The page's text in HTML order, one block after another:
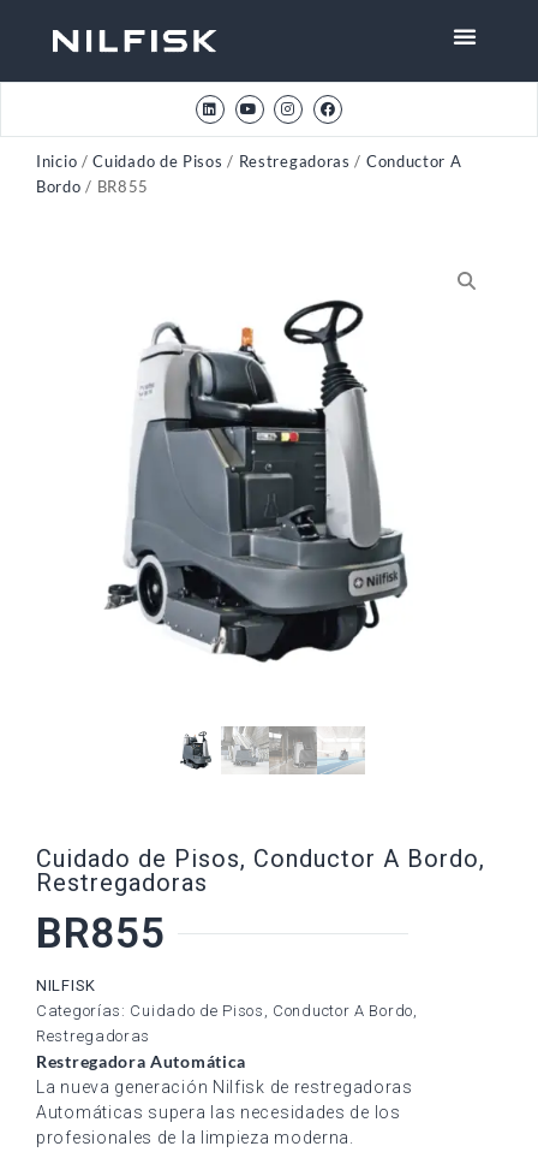
Inicio /Cuidado de Pisos / Restregadoras / Conductor A
Bordo / BR855
Cuidado de Pisos, Conductor A Bordo,
Restregadoras
BR855
NILFISK
Categorías: Cuidado de Pisos , Conductor A Bordo,
Restregadoras
Restregadora Automática
La nueva generación Nilfisk de restregadoras
Automáticas supera las necesidades de los
profesionales de la limpieza moderna.